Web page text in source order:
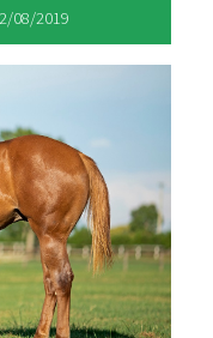
08/2019